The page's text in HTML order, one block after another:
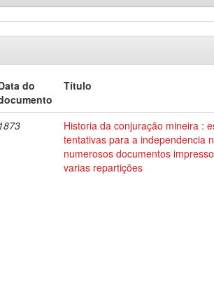
do
Título
1873
Historia da conjuração mineira :
tentativas para a independencia
numerosos documentos
varias repartições